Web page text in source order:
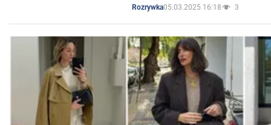
Rozrywka05.03.2025 16:18 3